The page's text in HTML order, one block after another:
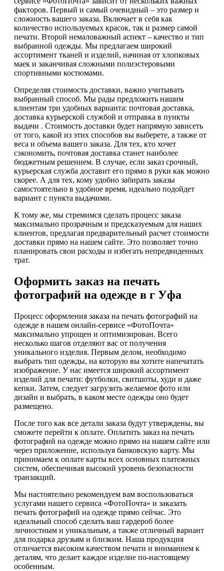
факторов. Первый и самый очевидный – это размер и
сложность вашего заказа. Включает в себя как
количество используемых красок, так и размер самой
печати. Второй немаловажный аспект – качество и тип
выбранной одежды. Мы предлагаем широкий
ассортимент тканей и изделий, начиная от хлопковых
маек и заканчивая сложными полиэстеровыми
спортивными костюмами.
Определяя стоимость доставки, важно учитывать
выбранный способ. Мы рады предложить нашим
клиентам три удобных варианта: почтовая доставка,
доставка курьерской службой и отправка в пункты
выдачи . Стоимость доставки будет напрямую зависеть
от того, какой из этих способов вы выберете, а также от
веса и объема вашего заказа. Для тех, кто хочет
сэкономить, почтовая доставка станет наиболее
бюджетным решением. В случае, если заказ срочный,
курьерская служба доставит его прямо в руки как можно
скорее. А для тех, кому удобно забирать заказы
самостоятельно в удобное время, идеально подойдет
вариант с пункта выдачими.
К тому же, мы стремимся сделать процесс заказа
максимально прозрачным и предсказуемым для наших
клиентов, предлагая предварительный расчет стоимости
доставки прямо на нашем сайте. Это позволяет точно
планировать свои расходы и избегать непредвиденных
трат.
Оформить заказ на печать
фотографий на одежде в г Уфа
Процесс оформления заказа на печать фотографий на
одежде в нашем онлайн-сервисе «ФотоПочта»
максимально упрощен и оптимизирован. Всего
несколько шагов отделяют вас от получения
уникального изделия. Первым делом, необходимо
выбрать тип одежды, на которую вы хотите напечатать
изображение. У нас имеется широкий ассортимент
изделий для печати: футболки, свитшоты, худи и даже
кепки. Затем, следует загрузить желаемое фото или
дизайн и выбрать, в каком месте одежды оно будет
размещено.
После того как все детали заказа будут утверждены, вы
сможете перейти к оплате. Оплатить заказ на печать
фотографий на одежде можно прямо на нашем сайте или
через приложение, используя банковскую карту. Мы
принимаем к оплате карты всех основных платежных
систем, обеспечивая высокий уровень безопасности
транзакций.
Мы настоятельно рекомендуем вам воспользоваться
услугами нашего сервиса «ФотоПочта» и заказать
печать фотографий на одежде прямо сейчас. Это
идеальный способ сделать ваш гардероб более
личностным и уникальным, а также отличный вариант
для подарка друзьям и близким. Наша продукция
отличается высоким качеством печати и вниманием к
деталям, что делает каждое изделие по-настоящему
особенным.